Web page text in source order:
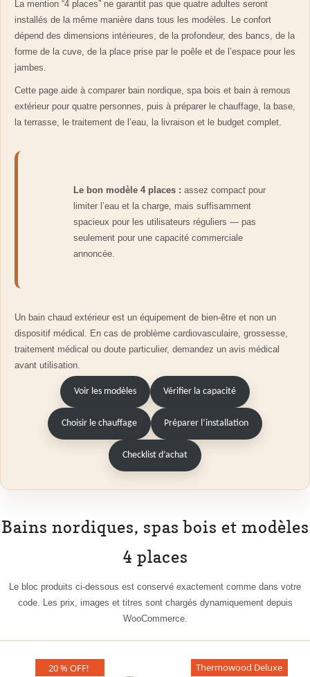
La mention “4 places” ne garantit pas que quatre adultes seront
installés de la même manière dans tous les modèles. Le confort
dépend des dimensions intérieures, de la profondeur, des bancs, de la
forme de la cuve, de la place prise par le poêle et de l’espace pour les
jambes.
Cette page aide à comparer bain nordique, spa bois et bain à remous
extérieur pour quatre personnes, puis à préparer le chauffage, la base,
la terrasse, le traitement de l’eau, la livraison et le budget complet.
Le bon modèle 4 places : assez compact pour
limiter l’eau et la charge, mais suffisamment
spacieux pour les utilisateurs réguliers — pas
seulement pour une capacité commerciale
annoncée.
Un bain chaud extérieur est un équipement de bien-être et non un
dispositif médical. En cas de problème cardiovasculaire, grossesse,
traitement médical ou doute particulier, demandez un avis médical
avant utilisation.
Voir les modèles Vérifier la capacité
Choisir le chauffage Préparer l’installation
Checklist d’achat
Bains nordiques, spas bois et modèles
4 places
Le bloc produits ci-dessous est conservé exactement comme dans votre
code. Les prix, images et titres sont chargés dynamiquement depuis
WooCommerce.
20 % OFF! Thermowood Deluxe